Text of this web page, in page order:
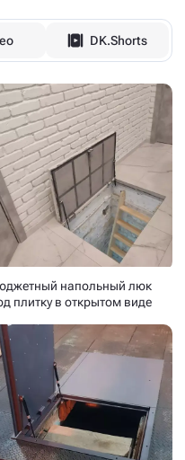
DK.Shorts
напольный люк
плитку в открытом виде